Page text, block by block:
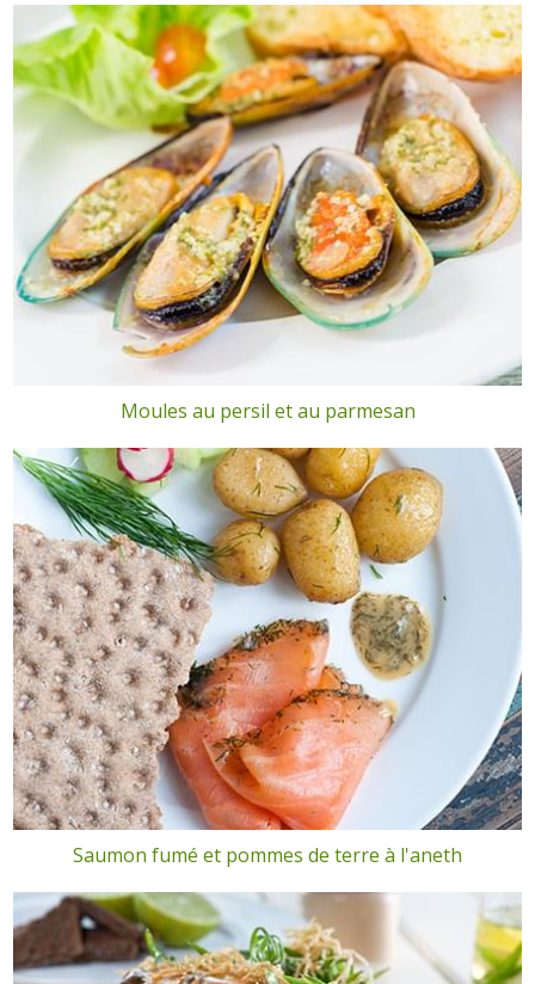
Moules au persil et au parmesan
Saumon fumé et pommes de terre à l'aneth